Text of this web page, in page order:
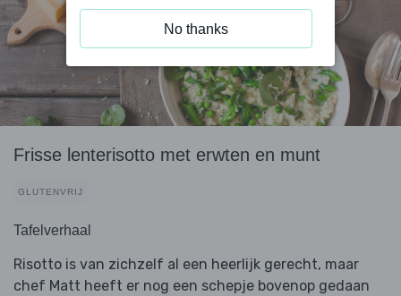
Frisse lenterisotto met erwten en munt
GLUTENVRIJ
Tafelverhaal
Risotto is van zichzelf al een heerlijk gerecht, maar
chef Matt heeft er nog een schepje bovenop gedaan
No thanks